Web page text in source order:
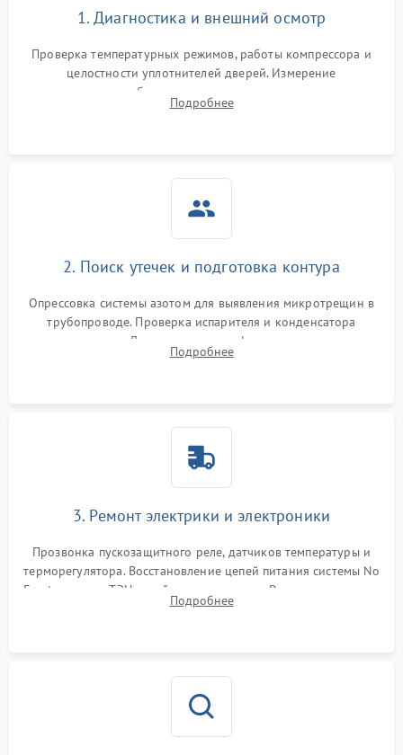
работе
2000 ₽ Подробнее →
1000 ₽
1800 ₽
1. Диагностика и внешний осмотр
Проверка температурных режимов, работы компрессора и
целостности уплотнителей дверей. Измерение
сопротивления обмоток мотора, проверка термостата и
считывание кодов ошибок с электронного дисплея.
Подробнее
2. Поиск утечек и подготовка контура
Опрессовка системы азотом для выявления микротрещин в
трубопроводе. Проверка испарителя и конденсатора
течеискателем. Демонтаж старого фильтра-осушителя и
продувка капиллярной трубки для устранения засоров.
Подробнее
3. Ремонт электрики и электроники
Прозвонка пускозащитного реле, датчиков температуры и
терморегулятора. Восстановление цепей питания системы No
Frost, включая ТЭН оттайки и вентилятор. Ремонт или замена
платы управления при сбоях алгоритмов.
Подробнее